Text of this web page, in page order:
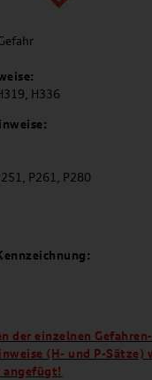
H336
P261, P280
der einzelnen
(H- und P-Sätze)